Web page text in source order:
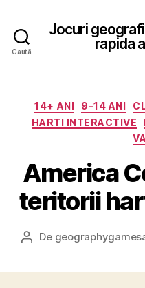
Caută
Jocuri
rapida
14+ ANI 9-14 ANI
HARTI INTERACTIVE
America
teritorii
Autor
De